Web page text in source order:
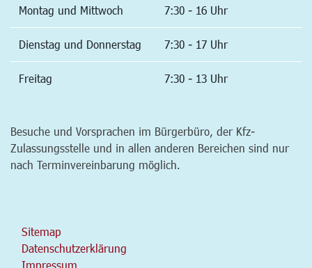
Montag und Mittwoch 7:30 - 16 Uhr
Dienstag und Donnerstag 7:30 - 17 Uhr
Freitag 7:30 - 13 Uhr
Besuche und Vorsprachen im Bürgerbüro, der Kfz-
Zulassungsstelle und in allen anderen Bereichen sind nur
nach Terminvereinbarung möglich.
Sitemap
Datenschutzerklärung
Impressum